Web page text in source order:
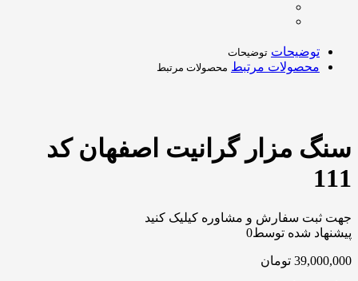
توضیحات توضیحات
محصولات مرتبط محصولات مرتبط
سنگ مزار گرانیت اصفهان کد
111
جهت ثبت سفارش و مشاوره کیلیک کنید
پیشنهاد شده توسط0
39,000,000 تومان